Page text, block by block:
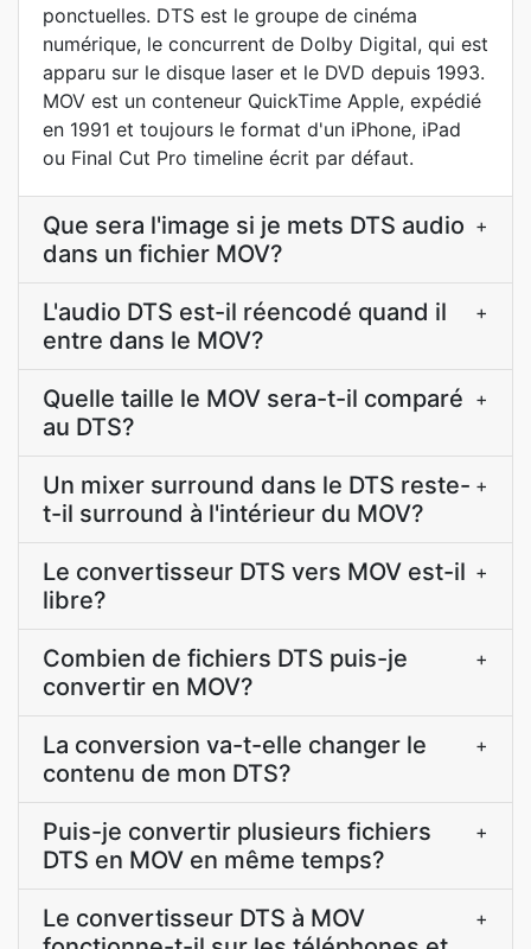
ponctuelles. DTS est le groupe de cinéma
numérique, le concurrent de Dolby Digital, qui est
apparu sur le disque laser et le DVD depuis 1993.
MOV est un conteneur QuickTime Apple, expédié
en 1991 et toujours le format d'un iPhone, iPad
ou Final Cut Pro timeline écrit par défaut.
Que sera l'image si je mets DTS audio
dans un fichier MOV?
+
L'audio DTS est-il réencodé quand il
entre dans le MOV?
+
Quelle taille le MOV sera-t-il comparé
au DTS?
+
Un mixer surround dans le DTS reste-
t-il surround à l'intérieur du MOV?
+
Le convertisseur DTS vers MOV est-il
libre?
+
Combien de fichiers DTS puis-je
convertir en MOV?
+
La conversion va-t-elle changer le
contenu de mon DTS?
+
Puis-je convertir plusieurs fichiers
DTS en MOV en même temps?
+
Le convertisseur DTS à MOV
+